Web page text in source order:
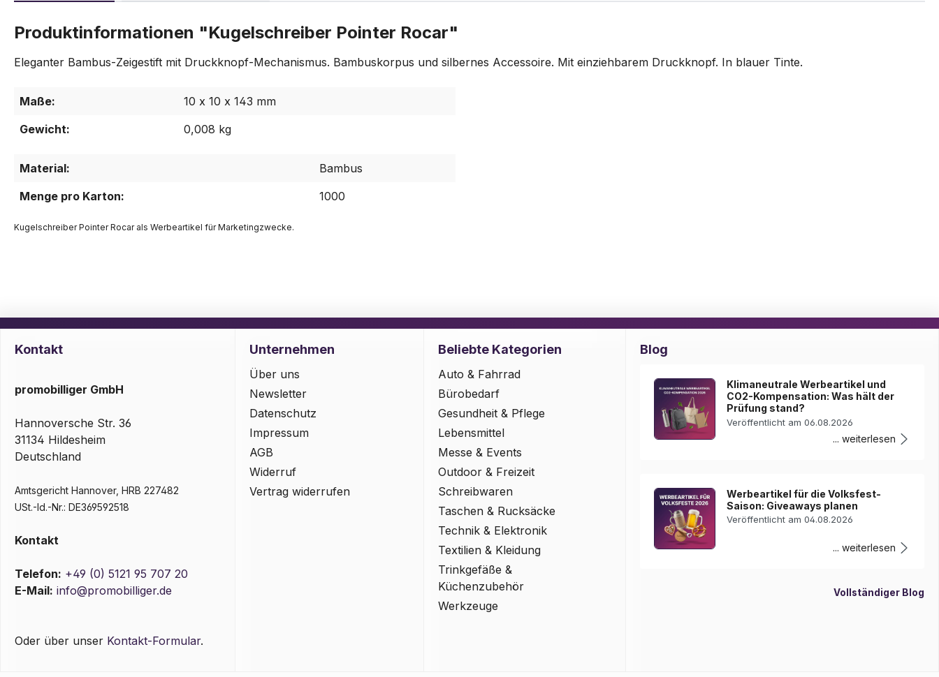
Produktinformationen "Kugelschreiber Pointer Rocar"
Eleganter Bambus-Zeigestift mit Druckknopf-Mechanismus. Bambuskorpus und silbernes Accessoire. Mit einziehbarem Druckknopf. In blauer Tinte.
Maße:
10 x 10 x 143 mm
Gewicht:
0,008 kg
Material:
Bambus
Menge pro Karton:
1000
Kugelschreiber Pointer Rocar als Werbeartikel für Marketingzwecke.
Kontakt
promobilliger GmbH
Hannoversche Str. 36
31134 Hildesheim
Deutschland
Amtsgericht Hannover, HRB 227482
USt.-Id.-Nr.: DE369592518
Kontakt
Telefon: +49 (0) 5121 95 707 20
E-Mail: info@promobilliger.de
Oder über unser Kontakt-Formular.
Unternehmen
Über uns
Newsletter
Datenschutz
Impressum
AGB
Widerruf
Vertrag widerrufen
Beliebte Kategorien
Auto & Fahrrad
Bürobedarf
Gesundheit & Pflege
Lebensmittel
Messe & Events
Outdoor & Freizeit
Schreibwaren
Taschen & Rucksäcke
Technik & Elektronik
Textilien & Kleidung
Trinkgefäße &
Küchenzubehör
Werkzeuge
Blog
Klimaneutrale Werbeartikel und
CO2-Kompensation: Was hält der
Prüfung stand?
Veröffentlicht am 06.08.2026
... weiterlesen
Werbeartikel für die Volksfest-
Saison: Giveaways planen
Veröffentlicht am 04.08.2026
... weiterlesen
Vollständiger Blog